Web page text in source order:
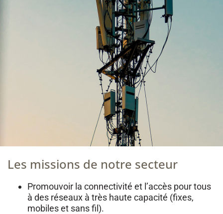
Les missions de notre secteur
Promouvoir la connectivité et l’accès pour tous
à des réseaux à très haute capacité (fixes,
mobiles et sans fil).